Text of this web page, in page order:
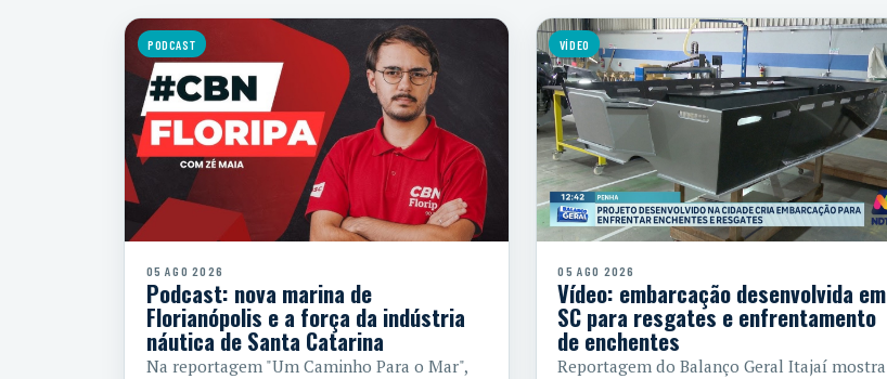
PODCAST
05 AGO 2026
Podcast: nova marina de
Florianópolis e a força da indústria
náutica de Santa Catarina
Na reportagem "Um Caminho Para o Mar",
VÍDEO
05 AGO 2026
Vídeo: embarcação desenvolvida em
SC para resgates e enfrentamento
de enchentes
Reportagem do Balanço Geral Itajaí mostra